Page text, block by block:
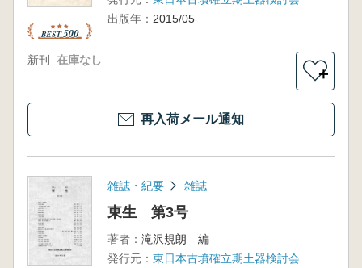
出版年： 2015/05
新刊 在庫なし
＋
再入荷メール通知
雑誌・紀要 雑誌
東生 第3号
著者： 滝沢規朗 編
発行元： 東日本古墳確立期土器検討会